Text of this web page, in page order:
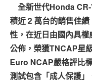
兩輪世界
全新世代Honda CR-
積近 2 萬台的銷售佳
性，在近日由國內具
公佈，榮獲TNCAP星
Euro NCAP嚴格評比
測試包含「成人保護